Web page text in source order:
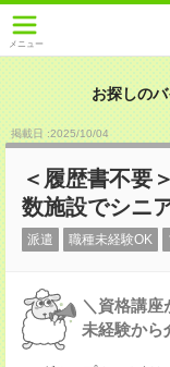
メニュー
お探しの
掲載日 :2025/10/04
＜履歴書不要
数施設でシニ
派遣 職種未経験OK
＼資格講座
未経験から